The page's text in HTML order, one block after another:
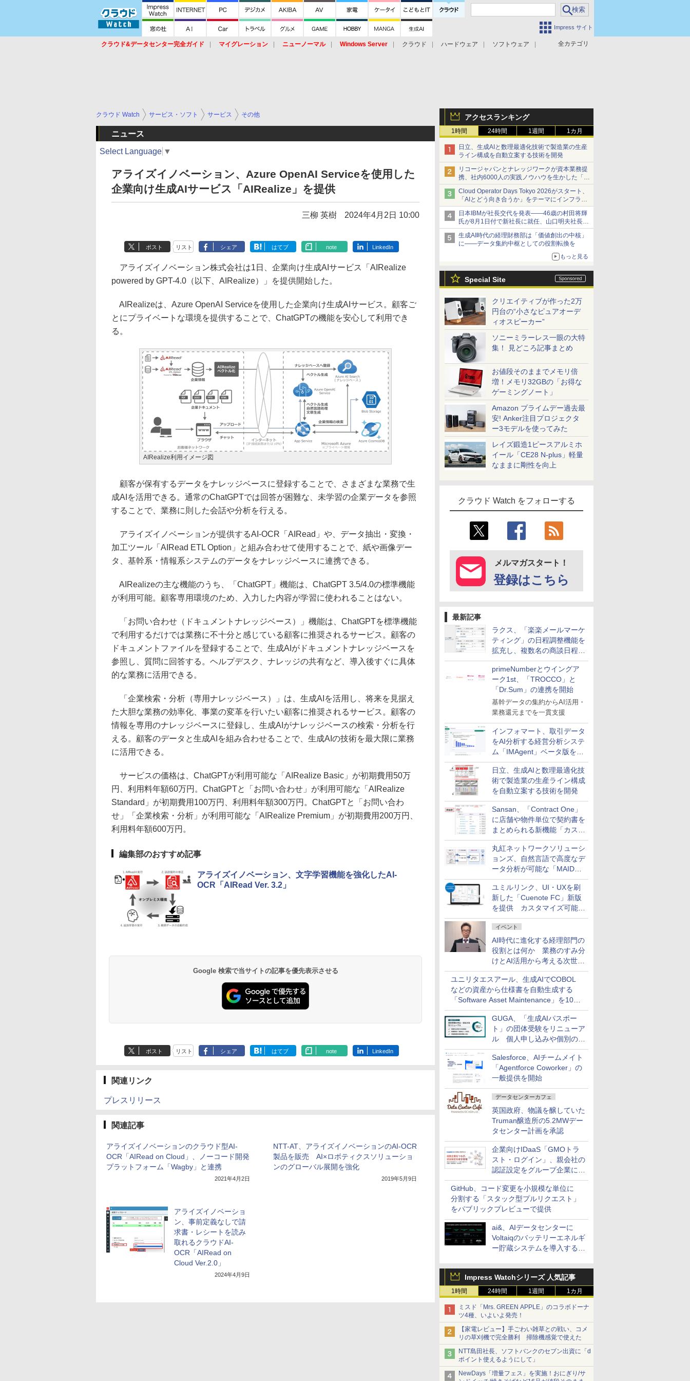
Impress サイト
全カテゴリ
クラウド&データセンター完全ガイド マイグレーション ニューノーマル Windows Server クラウド ハードウェア
ソフトウェア
アクセスランキング
1時間 24時間 1週間 1カ月
日立、生成AIと数理最適化技術で製造業の生産
ライン構成を自動立案する技術を開発
リコージャパンとナレッジワークが資本業務提
携、社内6000人の実践ノウハウを生かした「AI
商談記録 for RICOH」を展開へ
Cloud Operator Days Tokyo 2026がスタート、
「AIとどう向き合うか」をテーマにインフラ運
用の知見を集約
日本IBMが社長交代を発表――46歳の村田将輝
氏が8月1日付で新社長に就任、山口明夫社長は
会長へ
生成AI時代の経理財務部は「価値創出の中核」
に――データ集約中枢としての役割転換を
もっと見る
Special Site
クリエイティブが作った2万
円台の“小さなピュアオーデ
ィオスピーカー”
ソニーミラーレス一眼の大特
集！ 見どころ記事まとめ
お値段そのままでメモリ倍
増！メモリ32GBの「お得な
ゲーミングノート」
Amazon プライムデー過去最
安! Anker注目プロジェクタ
ー3モデルを使ってみた
レイズ鍛造1ピースアルミホ
イール「CE28 N-plus」軽量
なままに剛性を向上
クラウド Watch をフォローする
メルマガスタート！
登録はこちら
最新記事
ラクス、「楽楽メールマーケ
ティング」の日程調整機能を
拡充し、複数名の商談日程調
整を効率化
primeNumberとウイングア
ーク1st、「TROCCO」と
「Dr.Sum」の連携を開始
基幹データの集約からAI活用・
業務還元までを一貫支援
インフォマート、取引データ
をAI分析する経営分析システ
ム「IMAgent」ベータ版を提
供
日立、生成AIと数理最適化技
術で製造業の生産ライン構成
を自動立案する技術を開発
Sansan、「Contract One」
に店舗や物件単位で契約書を
まとめられる新機能「カスタ
ム契約ツリー」を追加
丸紅ネットワークソリューシ
ョンズ、自然言語で高度なデ
ータ分析が可能な「MAIDOA
AI ASSIST」を9月より提供
ユミルリンク、UI・UXを刷
新した「Cuenote FC」新版
を提供 カスタマイズ可能な
ダッシュボード画面を搭載
イベント
AI時代に進化する経理部門の
役割とは何か 業務のすみ分
けとAI活用から考える次世代
ファイナンス戦略
ユニリタエスアール、生成AIでCOBOL
などの資産から仕様書を自動生成する
「Software Asset Maintenance」を10月
に発売
GUGA、「生成AIパスポー
ト」の団体受験をリニューア
ル 個人申し込みや個別の支
払いなどに対応
Salesforce、AIチームメイト
「Agentforce Coworker」の
一般提供を開始
データセンターカフェ
英国政府、物議を醸していた
Truman醸造所の5.2MWデー
タセンター計画を承認
企業向けIDaaS「GMOトラ
スト・ログイン」、親会社の
認証設定をグループ企業に展
開できる新機能を提供
GitHub、コード変更を小規模な単位に
分割する「スタック型プルリクエスト」
をパブリックプレビューで提供
ai&、AIデータセンターに
Voltaiqのバッテリーエネルギ
ー貯蔵システムを導入する計
Impress Watchシリーズ 人気記事
1時間 24時間 1週間 1カ月
ミスド「Mrs. GREEN APPLE」のコラボドーナ
ツ4種、いよいよ発売！
【家電レビュー】手ごわい雑草との戦い、コメ
リの草刈機で完全勝利 掃除機感覚で使えた
NTT島田社長、ソフトバンクのセブン出資に「d
ポイント使えるようにして」
NewDays「増量フェス」を実施！おにぎり/サ
クラウド Watch サービス・ソフト サービス その他
ニュース
Select Language ▼
アライズイノベーション、Azure OpenAI Serviceを使用した
企業向け生成AIサービス「AIRealize」を提供
三柳 英樹 2024年4月2日 10:00
ポスト リスト シェア はてブ note LinkedIn
アライズイノベーション株式会社は1日、企業向け生成AIサービス「AIRealize
powered by GPT-4.0（以下、AIRealize）」を提供開始した。
AIRealizeは、Azure OpenAI Serviceを使用した企業向け生成AIサービス。顧客ご
とにプライベートな環境を提供することで、ChatGPTの機能を安心して利用でき
る。
AIRealize利用イメージ図
顧客が保有するデータをナレッジベースに登録することで、さまざまな業務で生
成AIを活用できる。通常のChatGPTでは回答が困難な、未学習の企業データを参照
することで、業務に則した会話や分析を行える。
アライズイノベーションが提供するAI-OCR「AIRead」や、データ抽出・変換・
加工ツール「AIRead ETL Option」と組み合わせて使用することで、紙や画像デー
タ、基幹系・情報系システムのデータをナレッジベースに連携できる。
AIRealizeの主な機能のうち、「ChatGPT」機能は、ChatGPT 3.5/4.0の標準機能
が利用可能。顧客専用環境のため、入力した内容が学習に使われることはない。
「お問い合わせ（ドキュメントナレッジベース）」機能は、ChatGPTを標準機能
で利用するだけでは業務に不十分と感じている顧客に推奨されるサービス。顧客の
ドキュメントファイルを登録することで、生成AIがドキュメントナレッジベースを
参照し、質問に回答する。ヘルプデスク、ナレッジの共有など、導入後すぐに具体
的な業務に活用できる。
「企業検索・分析（専用ナレッジベース）」は、生成AIを活用し、将来を見据え
た大胆な業務の効率化、事業の変革を行いたい顧客に推奨されるサービス。顧客の
情報を専用のナレッジベースに登録し、生成AIがナレッジベースの検索・分析を行
える。顧客のデータと生成AIを組み合わせることで、生成AIの技術を最大限に業務
に活用できる。
サービスの価格は、ChatGPTが利用可能な「AIRealize Basic」が初期費用50万
円、利用料年額60万円。ChatGPTと「お問い合わせ」が利用可能な「AIRealize
Standard」が初期費用100万円、利用料年額300万円。ChatGPTと「お問い合わ
せ」「企業検索・分析」が利用可能な「AIRealize Premium」が初期費用200万円、
利用料年額600万円。
編集部のおすすめ記事
アライズイノベーション、文字学習機能を強化したAI-
OCR「AIRead Ver. 3.2」
Google 検索で当サイトの記事を優先表示させる
ポスト リスト シェア はてブ note LinkedIn
関連リンク
プレスリリース
関連記事
アライズイノベーションのクラウド型AI-
OCR「AIRead on Cloud」、ノーコード開発
プラットフォーム「Wagby」と連携
2021年4月2日
NTT-AT、アライズイノベーションのAI-OCR
製品を販売 AI×ロボティクスソリューショ
ンのグローバル展開を強化
2019年5月9日
アライズイノベーショ
ン、事前定義なしで請
求書・レシートを読み
取れるクラウドAI-
OCR「AIRead on
Cloud Ver.2.0」
2024年4月9日